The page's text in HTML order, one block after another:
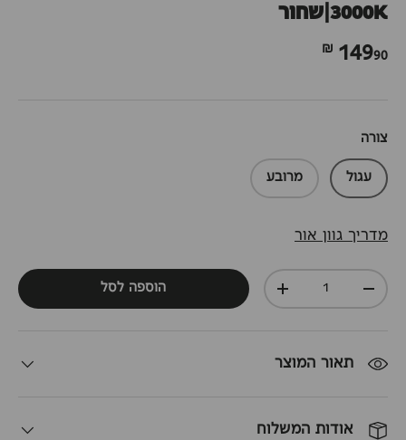
3000K|שחור
14990 ₪
צורה
עגול מרובע
מדריך גוון אור
כמות
+ הוספה לסל
תאור המוצר
אודות המשלוח